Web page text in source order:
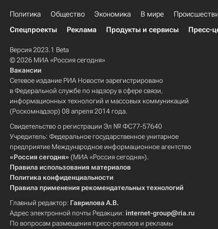
Политика Общество Экономика В мире
Спецпроекты
Реклама Продукты и сервисы Пресс-
Версия 2023.1 Beta
© 2026 МИА «Россия сегодня»
Вакансии
Сетевое издание РИА Новости зарегистрировано
в Федеральной службе по надзору в сфере связи,
информационных технологий и массовых коммуникаций
(Роскомнадзор) 08 апреля 2014 года.
Свидетельство о регистрации Эл № ФС77-57640
Учредитель: Федеральное государственное унитарное
предприятие Международное информационное агентство
«Россия сегодня» (МИА «Россия сегодня»).
Правила использования материалов
Политика конфиденциальности
Правила применения рекомендательных технологий
Главный редактор: Гаврилова А.В.
Адрес электронной почты Редакции: internet-group@ria.ru
По вопросам размещения пресс-релизов и рекламы